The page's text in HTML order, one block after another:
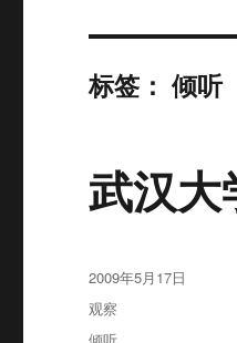
标签：倾听
武汉大
发
布
于
2009年5月17日
分
类
观察
标